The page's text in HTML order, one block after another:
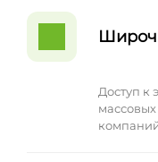
Доступ к